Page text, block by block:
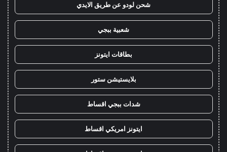
شحن لودو عن طريق الايدي
شعبية ببجي
بطاقات ايتونز
بلايستيشن ستور
شدات ببجي اقساط
ايتونز امريكي اقساط